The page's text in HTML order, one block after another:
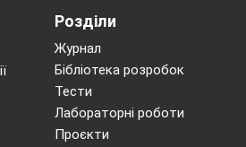
Розділи
Журнал
Бібліотека розробок
Тести
Лабораторні роботи
Проєкти